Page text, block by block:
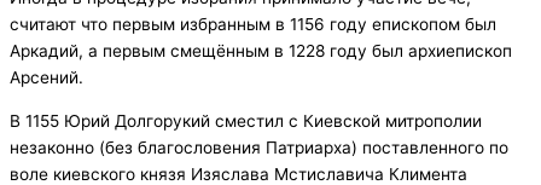
считают что первым избранным в 1156 году епископом был
Аркадий, а первым смещённым в 1228 году был архиепископ
Арсений.
В 1155 Юрий Долгорукий сместил с Киевской митрополии
незаконно (без благословения Патриарха) поставленного по
воле киевского князя Изяслава Мстиславича Климента